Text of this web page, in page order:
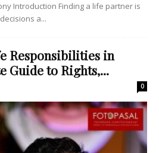
Introduction Finding a life partner is
a...
Responsibilities in
Guide to Rights,...
0